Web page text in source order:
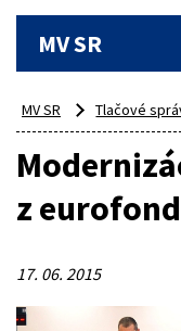
MV SR
MV SR Tlačové
z
17. 06. 2015